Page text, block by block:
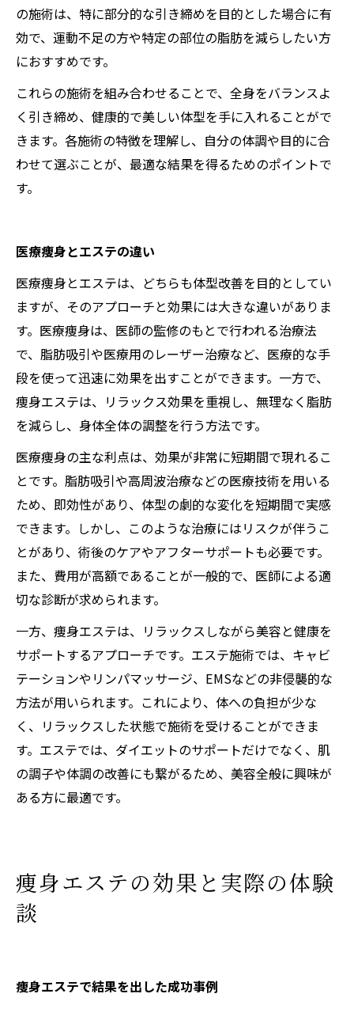
の施術は、特に部分的な引き締めを目的とした場合に有
効で、運動不足の方や特定の部位の脂肪を減らしたい方
におすすめです。
これらの施術を組み合わせることで、全身をバランスよ
く引き締め、健康的で美しい体型を手に入れることがで
きます。各施術の特徴を理解し、自分の体調や目的に合
わせて選ぶことが、最適な結果を得るためのポイントで
す。
医療痩身とエステの違い
医療痩身とエステは、どちらも体型改善を目的としてい
ますが、そのアプローチと効果には大きな違いがありま
す。医療痩身は、医師の監修のもとで行われる治療法
で、脂肪吸引や医療用のレーザー治療など、医療的な手
段を使って迅速に効果を出すことができます。一方で、
痩身エステは、リラックス効果を重視し、無理なく脂肪
を減らし、身体全体の調整を行う方法です。
医療痩身の主な利点は、効果が非常に短期間で現れるこ
とです。脂肪吸引や高周波治療などの医療技術を用いる
ため、即効性があり、体型の劇的な変化を短期間で実感
できます。しかし、このような治療にはリスクが伴うこ
とがあり、術後のケアやアフターサポートも必要です。
また、費用が高額であることが一般的で、医師による適
切な診断が求められます。
一方、痩身エステは、リラックスしながら美容と健康を
サポートするアプローチです。エステ施術では、キャビ
テーションやリンパマッサージ、EMSなどの非侵襲的な
方法が用いられます。これにより、体への負担が少な
く、リラックスした状態で施術を受けることができま
す。エステでは、ダイエットのサポートだけでなく、肌
の調子や体調の改善にも繋がるため、美容全般に興味が
ある方に最適です。
痩身エステの効果と実際の体験
談
痩身エステで結果を出した成功事例